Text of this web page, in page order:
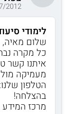
2012
לימודי
שלום מאיה,
כל מקרה
איתנו קשר
מעמיקה
הטלפון שלנו: 1800-344-544
בהצלחה!
מרכז המידע